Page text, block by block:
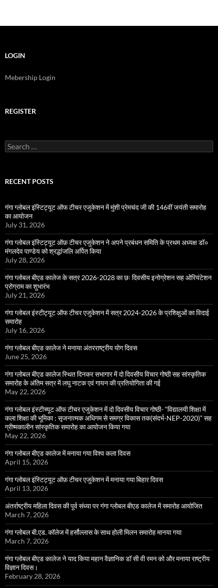
LOGIN
Mebership Login
REGISTER
Search
for:
RECENT POSTS
गंगा ग्लोबल इंस्टिट्यूट ऑफ टीचर एजुकेशन में मुंशी प्रेमचंद जी की 146वीं जयंती समारोह
का आयोजन
July 31, 2026
गंगा ग्लोबल इंस्टिट्यूट ऑफ़ टीचर एजुकेशन ने अपने प्रबंधन समिति के प्रथम अध्यक्ष डॉ०
मंगलदेव पाण्डेय को श्रद्धांजलि अर्पित किया
July 28, 2026
गंगा ग्लोबल बीएड कालेज के सत्र 2026-2028 का छः दिवसीय इनोग्रेशन सह ओरियंटेशन
प्रोग्राम का शुभारंभ
July 21, 2026
गंगा ग्लोबल इंस्टीट्यूट ऑफ टीचर एजुकेशन में सत्र 2024-2026 के प्रशिक्षुओं का विदाई
समारोह
July 16, 2026
गंगा ग्लोबल बीएड कालेज ने मनाया अंतरराष्ट्रीय योग दिवस
June 25, 2026
गंगा ग्लोबल बीएड कालेज स्थित दिनकर सभागार में दो दिवसीय विचार गोष्ठी सह सांस्कृतिक
समारोह के अंतिम सत्र में लघु नाटक एवं गायन की प्रतियोगिता की गई
May 22, 2026
गंगा ग्लोबल इंस्टीच्यूट ऑफ टीचर एजुकेशन में दो दिवसीय विचार गोष्ठी- “विद्यालयी शिक्षा में
कला शिक्षा की भूमिका : सृजनात्मक अधिगम से समग्र विकास तक(संदर्भ-NEP-2020)” सह
ग्रीष्मकालीन सांस्कृतिक समारोह का आयोजन किया गया
May 22, 2026
गंगा ग्लोबल बीएड कालेज में मनाया गया विश्व कला दिवस
April 15, 2026
गंगा ग्लोबल इंस्टिट्यूट ऑफ़ टीचर एजुकेशन में मनाया गया बिहार दिवस
April 13, 2026
अंतर्राष्ट्रीय महिला दिवस की पूर्व संध्या पर गंगा ग्लोबल बीएड कालेज में समारोह आयोजित
March 7, 2026
गंगा ग्लोबल बी.एड. कॉलेज में हर्सौल्लास के साथ होली मिलन समारोह मानया गया
March 7, 2026
गंगा ग्लोबल बीएड कालेज ने याद किया महान वैज्ञानिक डॉ सी वी रमन को और मनाया राष्ट्रीय
विज्ञान दिवस।
February 28, 2026